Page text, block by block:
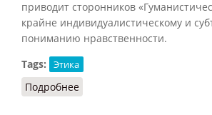
приводит сторонников
крайне индивидуалистическому и
пониманию нравственности.
Tags:
Этика
Подробнее